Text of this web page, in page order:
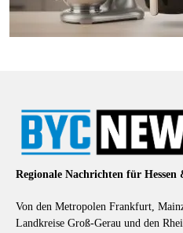
Regionale Nachrichten für
Von den Metropolen Frankfurt,
Landkreise Groß-Gerau und den